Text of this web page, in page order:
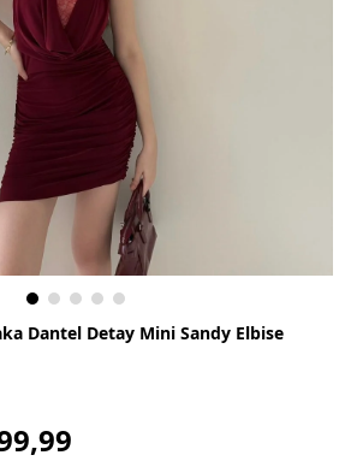
Dantel Detay Mini Sandy Elbise